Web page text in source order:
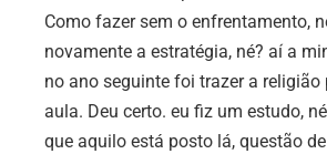
Como fazer sem o enfrentamento,
novamente a estratégia, né? aí a
no ano seguinte foi trazer a religião
aula. Deu certo. eu fiz um estudo,
que aquilo está posto lá, questão